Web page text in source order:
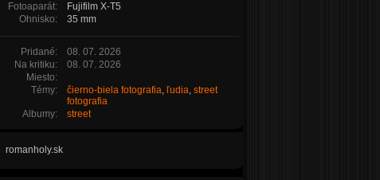
Fotoaparát:
Fujifilm X-T5
Ohnisko:
35 mm
Pridané:
08. 07. 2026
Na kritiku:
08. 07. 2026
Miesto:
Témy:
čierno-biela fotografia, ľudia, street
fotografia
Albumy:
street
romanholy.sk